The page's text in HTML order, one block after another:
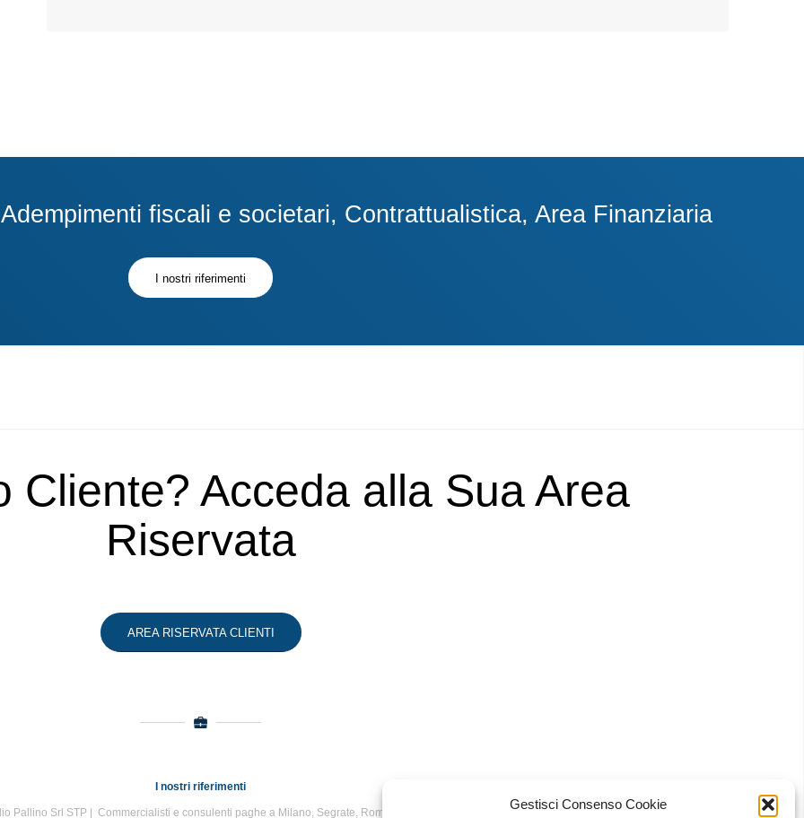
Gestisci Consenso Cookie
fiscali e societari, Contrattualistica, Area Finanziaria
I nostri riferimenti
Cliente? Acceda alla Sua Area
Riservata
AREA RISERVATA CLIENTI
I nostri riferimenti
Pallino Srl STP | Commercialisti e consulenti paghe a Milano, Segrate, Roma e Bari